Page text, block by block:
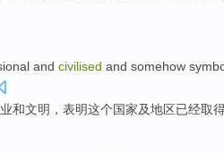
and civilised and somehow
和文明 ，表明这个国家及地区已经取